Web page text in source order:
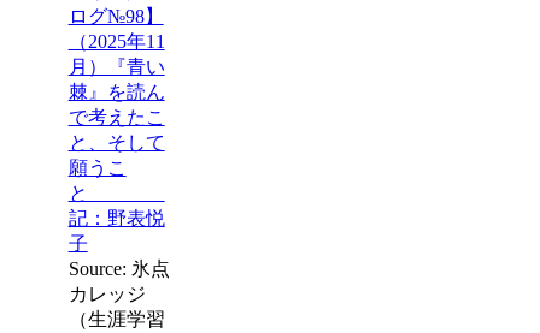
ログ№98】
（2025年11
月）『青い
棘』を読ん
で考えたこ
と、そして
願うこ
と
記：野表悦
子
Source: 氷点
カレッジ
（生涯学習